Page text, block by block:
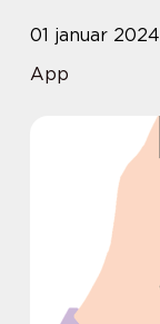
01 januar 2024
App